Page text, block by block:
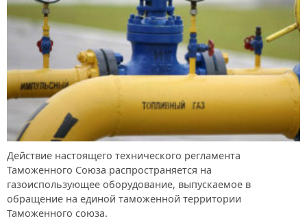
Действие настоящего технического регламента
Таможенного Союза распространяется на
газоиспользующее оборудование, выпускаемое в
обращение на единой таможенной территории
Таможенного союза.